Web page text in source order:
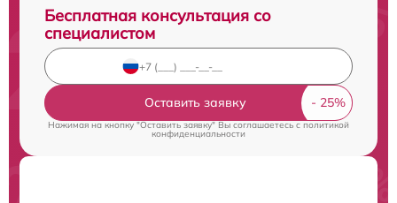
Бесплатная консультация со
специалистом
Оставить заявку
Нажимая на кнопку "Оставить заявку" Вы соглашаетесь cполитикой
конфиденциальности